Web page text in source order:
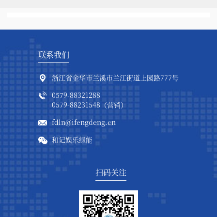
联系我们
浙江省金华市兰溪市兰江街道上园路777号
0579-88321288
0579-88231548（营销）
fdln@ifengdeng.cn
和记娱乐绿能
扫码关注